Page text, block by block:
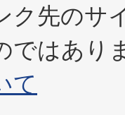
ク先のサ
ではあり
て